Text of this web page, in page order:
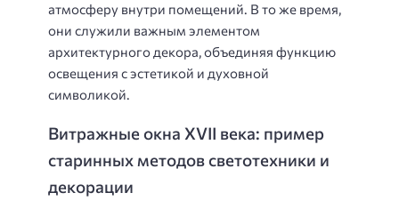
атмосферу внутри помещений. В то же время,
они служили важным элементом
архитектурного декора, объединяя функцию
освещения с эстетикой и духовной
символикой.
Витражные окна XVII века: пример
старинных методов светотехники и
декорации